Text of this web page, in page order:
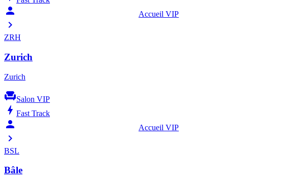
person_celebrate Accueil VIP
chevron_right
ZRH
Zurich
Zurich
chairSalon VIP
bolt Fast Track
person_celebrate Accueil VIP
chevron_right
BSL
Bâle